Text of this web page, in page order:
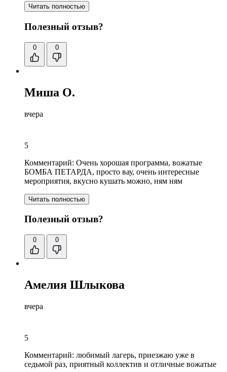
Читать полностью
Полезный отзыв?
0 0
Миша О.
вчера
5
Комментарий: Очень хорошая программа, вожатые
БОМБА ПЕТАРДА, просто вау, очень интересные
мероприятия, вкусно кушать можно, ням ням
Читать полностью
Полезный отзыв?
0 0
Амелия Шлыкова
вчера
5
Комментарий: любимый лагерь, приезжаю уже в
седьмой раз, приятный коллектив и отличные вожатые